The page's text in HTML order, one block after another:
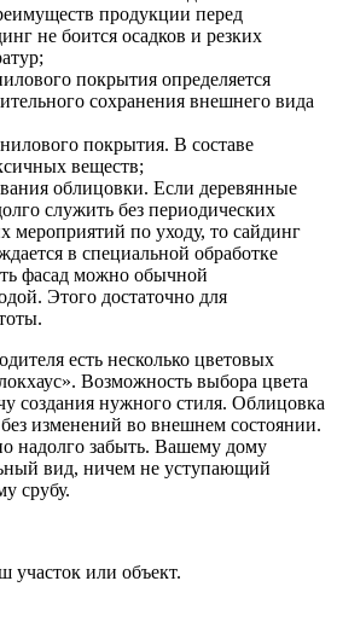
продукции перед
не боится осадков и резких
покрытия определяется
сохранения внешнего вида
покрытия. В составе
веществ;
облицовки. Если деревянные
служить без периодических
мероприятий по уходу, то сайдинг
в специальной обработке
фасад можно обычной
Этого достаточно для
есть несколько цветовых
Возможность выбора цвета
создания нужного стиля. Облицовка
изменений во внешнем состоянии.
надолго забыть. Вашему дому
вид, ничем не уступающий
срубу.
участок или объект.